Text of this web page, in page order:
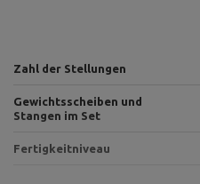
Zahl der Stellungen
Gewichtsscheiben und
Stangen im Set
Fertigkeitniveau